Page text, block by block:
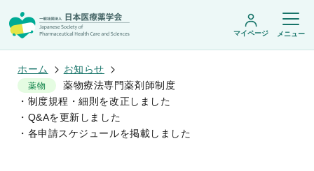
日本医療薬学会について
日本医療薬学会についてトップ
マイページ メニュー
ホーム お知らせ
薬物
薬物療法専門薬剤師制度
・制度規程・細則を改正しました
・Q&Aを更新しました
・各申請スケジュールを掲載しました